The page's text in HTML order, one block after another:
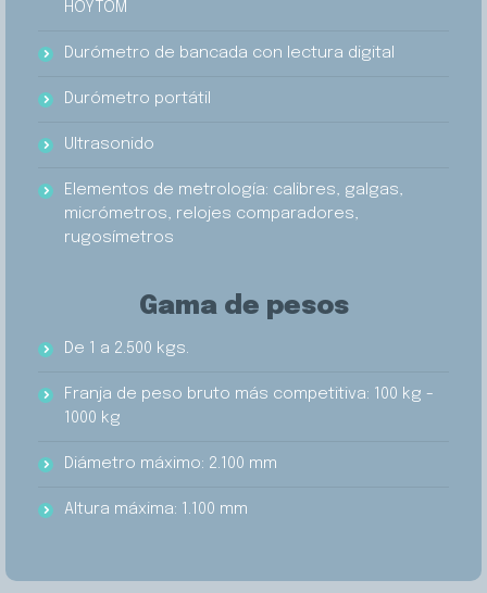
HOYTOM
Durómetro de bancada con lectura digital
Durómetro portátil
Ultrasonido
Elementos de metrología: calibres, galgas,
micrómetros, relojes comparadores,
rugosímetros
Gama de pesos
De 1 a 2.500 kgs.
Franja de peso bruto más competitiva: 100 kg -
1000 kg
Diámetro máximo: 2.100 mm
Altura máxima: 1.100 mm